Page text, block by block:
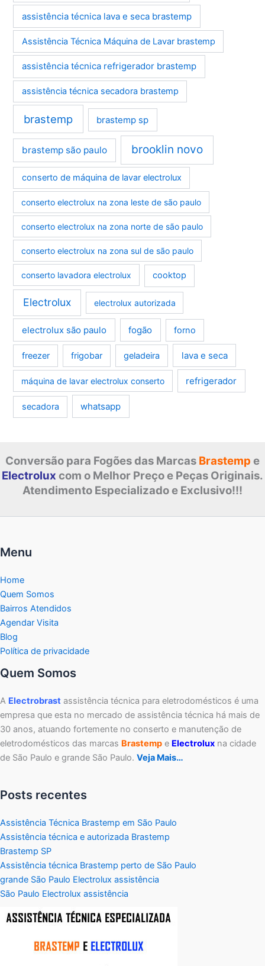
assistência técnica lava e seca brastemp
Assistência Técnica Máquina de Lavar brastemp
assistência técnica refrigerador brastemp
assistência técnica secadora brastemp
brastemp brastemp sp
brastemp são paulo brooklin novo
conserto de máquina de lavar electrolux
conserto electrolux na zona leste de são paulo
conserto electrolux na zona norte de são paulo
conserto electrolux na zona sul de são paulo
conserto lavadora electrolux cooktop
Electrolux electrolux autorizada
electrolux são paulo fogão forno
freezer frigobar geladeira lava e seca
máquina de lavar electrolux conserto refrigerador
secadora whatsapp
Conversão para Fogões das Marcas Brastemp e
Electrolux com o Melhor Preço e Peças Originais.
Atendimento Especializado e Exclusivo!!!
Menu
Home
Quem Somos
Bairros Atendidos
Agendar Visita
Blog
Política de privacidade
Quem Somos
A Electrobrast assistência técnica para eletrodomésticos é uma
empresa que esta no mercado de assistência técnica há mais de
30 anos, atuando fortemente no conserto e manutenção de
eletrodomésticos das marcas Brastemp e Electrolux na cidade
de São Paulo e grande São Paulo. Veja Mais…
Posts recentes
Assistência Técnica Brastemp em São Paulo
Assistência técnica e autorizada Brastemp
Brastemp SP
Assistência técnica Brastemp perto de São Paulo
grande São Paulo Electrolux assistência
São Paulo Electrolux assistência